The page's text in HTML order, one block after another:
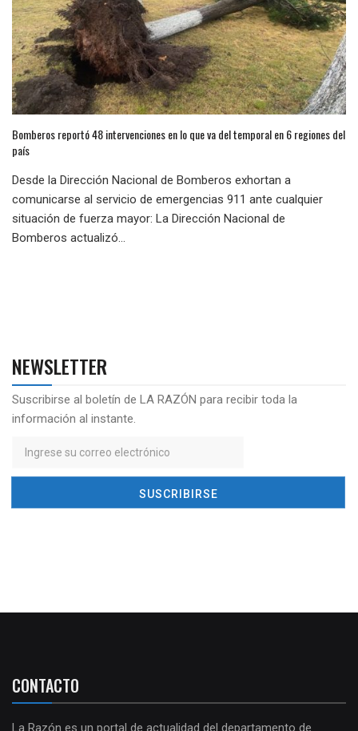
Bomberos reportó 48 intervenciones en lo que va del temporal en 6 regiones del
país
Desde la Dirección Nacional de Bomberos exhortan a
comunicarse al servicio de emergencias 911 ante cualquier
situación de fuerza mayor: La Dirección Nacional de
Bomberos actualizó...
NEWSLETTER
Suscribirse al boletín de LA RAZÓN para recibir toda la
información al instante.
CONTACTO
La Razón es un portal de actualidad del departamento de